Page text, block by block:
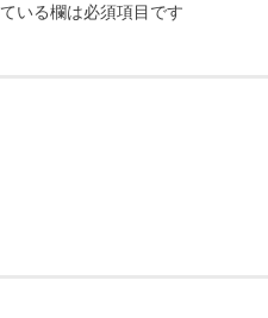
いる欄は必須項目です